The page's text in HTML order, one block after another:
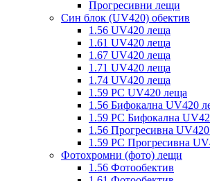
Прогресивни лещи
Син блок (UV420) обектив
1.56 UV420 леща
1.61 UV420 леща
1.67 UV420 леща
1.71 UV420 леща
1.74 UV420 леща
1.59 PC UV420 леща
1.56 Бифокална UV420
1.59 PC Бифокална
1.56 Прогресивна
1.59 PC Прогресивна
Фотохромни (фото) лещи
1.56 Фотообектив